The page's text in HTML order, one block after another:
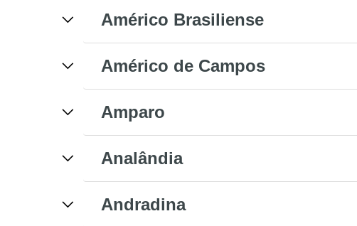
Américo Brasiliense
Américo de Campos
Amparo
Analândia
Andradina